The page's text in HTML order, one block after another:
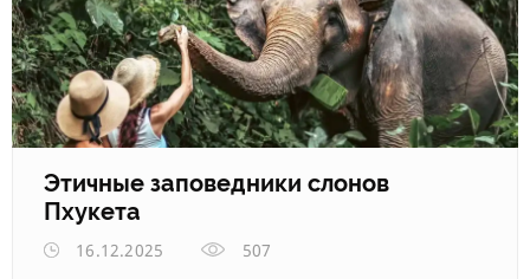
Этичные заповедники слонов
Пхукета
16.12.2025
507